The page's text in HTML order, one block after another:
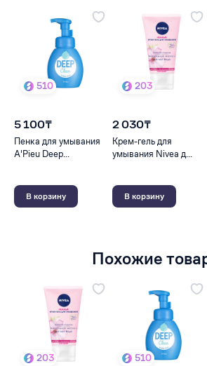
510
5 100₸
Пенка для умывания
A'Pieu Deep...
В корзину
203
2 030₸
Крем-гель для
умывания Nivea д...
В корзину
Похожие
203 510